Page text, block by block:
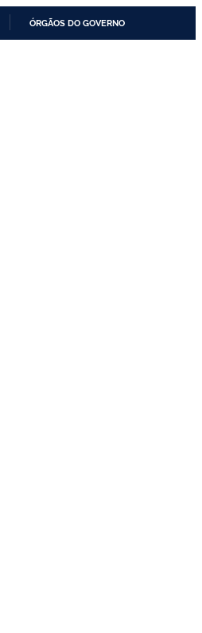
ÓRGÃOS DO GOVERNO